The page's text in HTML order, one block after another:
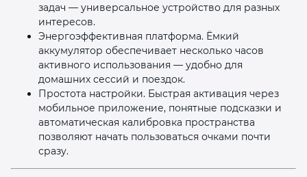
задач — универсальное устройство для разных
интересов.
Энергоэффективная платформа. Ёмкий
аккумулятор обеспечивает несколько часов
активного использования — удобно для
домашних сессий и поездок.
Простота настройки. Быстрая активация через
мобильное приложение, понятные подсказки и
автоматическая калибровка пространства
позволяют начать пользоваться очками почти
сразу.